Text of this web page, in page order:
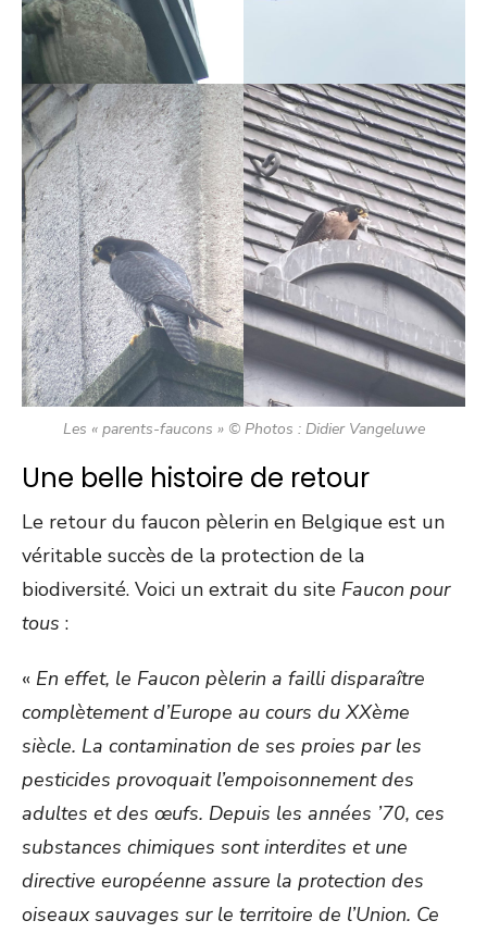
Les « parents-faucons » © Photos : Didier Vangeluwe
Une belle histoire de retour
Le retour du faucon pèlerin en Belgique est un
véritable succès de la protection de la
biodiversité. Voici un extrait du site Faucon pour
tous :
« En effet, le Faucon pèlerin a failli disparaître
complètement d’Europe au cours du XXème
siècle. La contamination de ses proies par les
pesticides provoquait l’empoisonnement des
adultes et des œufs. Depuis les années ’70, ces
substances chimiques sont interdites et une
directive européenne assure la protection des
oiseaux sauvages sur le territoire de l’Union. Ce